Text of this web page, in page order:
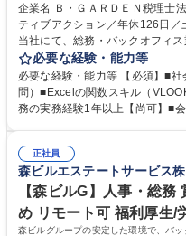
服装自由
企業名 Ｂ・ＧＡＲＤＥＮ税理士法人 求人名 【新橋/総務】女性歓
ティブアクション／年休126日／土日祝休 仕事の内容 港
当社にて、総務・バックオフィ
客対応から、経理サポート、社
入の検討まで、幅広く組織を支える役割です。 ■備
送物対応、電話・来客対応 ■金
福利厚生・社内イベントの運営
社内新システムの導入検討・比較検証 募集職種 【新橋/総務】女
ポジティブアクション／年休126
必要な経験・能力等
必要な経験・能力等 【必須】■
問）■Excelの関数スキル（
務の実務経験1年以上【尚可】■
ィブアクション 学歴・資格 学歴：大学院 大学 高専 短大 専修学校 高校 語
学力： 資格：
正社員
森ビルエステートサービス
【森ビルG】人事・総
め リモート可 福利厚生/
森ビルグループの安定した環境で、バ